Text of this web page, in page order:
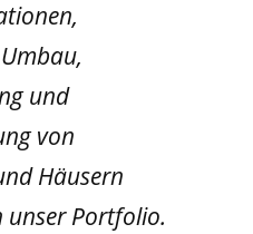
und
von
Häusern
Portfolio.